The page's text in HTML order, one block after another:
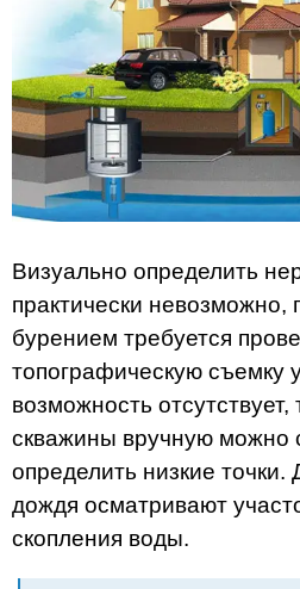
Визуально определить
практически невозможно,
бурением требуется
топографическую съемку
возможность
скважины вручную можно
определить низкие точки.
дождя осматривают
скопления воды.